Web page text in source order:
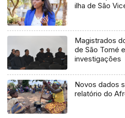
ilha de São
Magistrados
de São Tomé
investigações
Novos dados
relatório do